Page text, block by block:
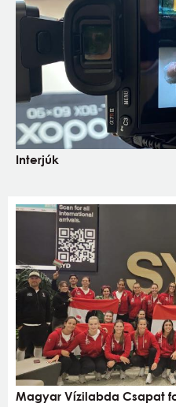
Interjúk
Magyar Vízilabda Csapat